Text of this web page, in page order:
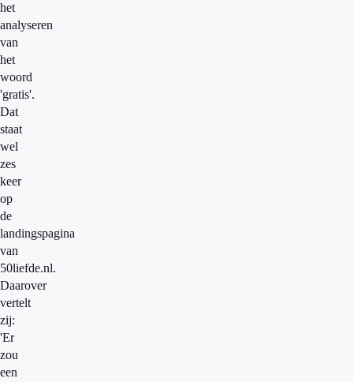
het
analyseren
van
het
woord
'gratis'.
Dat
staat
wel
zes
keer
op
de
landingspagina
van
50liefde.nl.
Daarover
vertelt
zij:
'Er
zou
een